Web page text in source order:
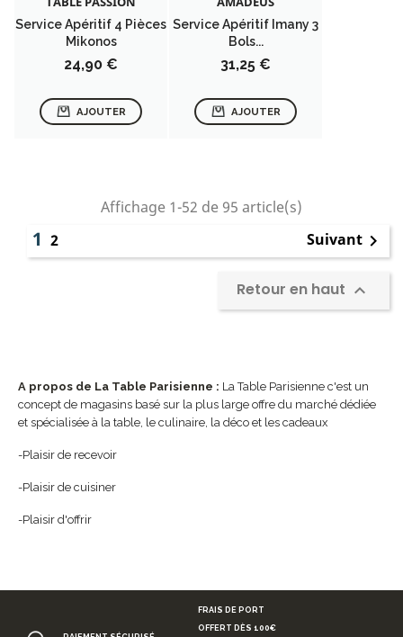
Service Apéritif 4 Pièces
Mikonos
Prix
24,90 €
AJOUTER
Service Apéritif Imany 3
Bols...
Prix
31,25 €
AJOUTER
Affichage 1-52 de 95 article(s)
1 2 Suivant 
Retour en haut 
A propos de La Table Parisienne : La Table Parisienne c'est un
concept de magasins basé sur la plus large offre du marché dédiée
et spécialisée à la table, le culinaire, la déco et les cadeaux
-Plaisir de recevoir
-Plaisir de cuisiner
-Plaisir d'offrir
FRAIS DE PORT
OFFERT DÈS 100€